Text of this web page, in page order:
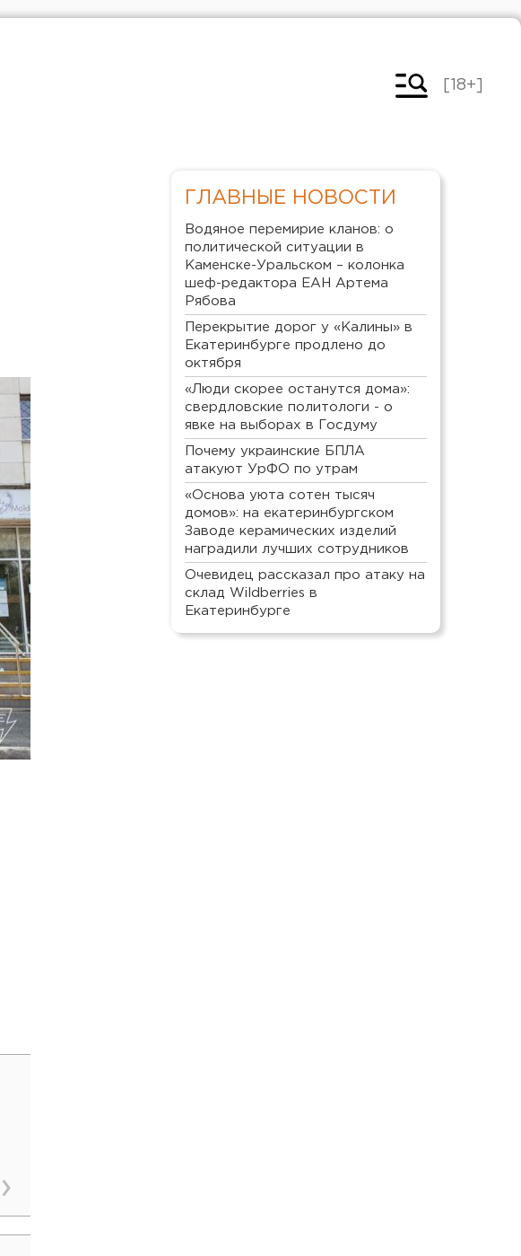
[18+]
ГЛАВНЫЕ НОВОСТИ
Водяное перемирие кланов: о
политической ситуации в
Каменске-Уральском – колонка
шеф-редактора ЕАН Артема
Рябова
Перекрытие дорог у «Калины» в
Екатеринбурге продлено до
октября
«Люди скорее останутся дома»:
свердловские политологи - о
явке на выборах в Госдуму
Почему украинские БПЛА
атакуют УрФО по утрам
«Основа уюта сотен тысяч
домов»: на екатеринбургском
Заводе керамических изделий
наградили лучших сотрудников
Очевидец рассказал про атаку на
склад Wildberries в
Екатеринбурге